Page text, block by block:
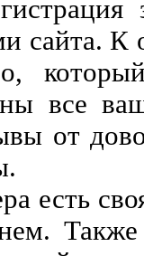
сайта. К
все
от
есть
Также